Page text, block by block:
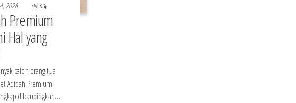
2026 Off
Premium
Hal yang
calon orang tua
Aqiqah Premium
dibandingkan…